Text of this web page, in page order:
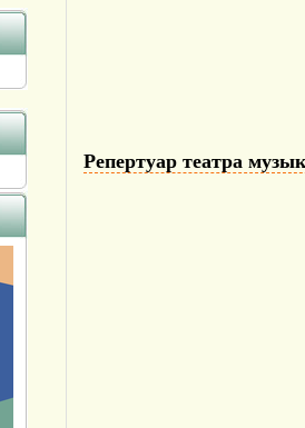
Репертуар театра